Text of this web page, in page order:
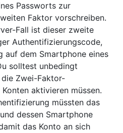
Passworts zur
Faktor vorschreiben.
Fall ist dieser zweite
Authentifizierungscode,
auf dem Smartphone eines
solltest unbedingt
Zwei-Faktor-
aktivieren müssen.
müssten das
dessen Smartphone
das Konto an sich